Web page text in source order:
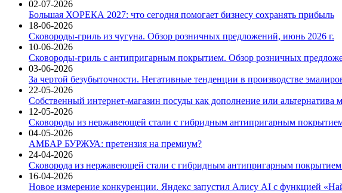
02-07-2026
Большая ХОРЕКА 2027: что сегодня помогает бизнесу сохранять прибыль
18-06-2026
Сковороды-гриль из чугуна. Обзор розничных предложений, июнь 2026 г.
10-06-2026
Сковороды-гриль с антипригарным покрытием. Обзор розничных
03-06-2026
За чертой безубыточности. Негативные тенденции в производстве
22-05-2026
Собственный интернет-магазин посуды как дополнение или альтернатива
12-05-2026
Сковороды из нержавеющей стали с гибридным антипригарным
04-05-2026
АМБАР БУРЖУА: претензия на премиум?
24-04-2026
Сковорода из нержавеющей стали с гибридным антипригарным покрытием
16-04-2026
Новое измерение конкуренции. Яндекс запустил Алису AI с функцией